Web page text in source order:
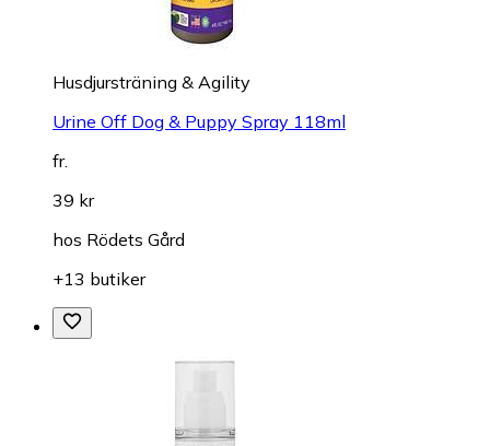
Husdjursträning & Agility
Urine Off Dog & Puppy Spray 118ml
fr.
39 kr
hos Rödets Gård
+13 butiker